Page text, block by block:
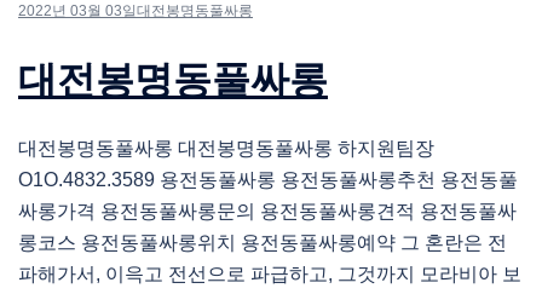
2022년 03월 03일 대전봉명동풀싸롱
대전봉명동풀싸롱
대전봉명동풀싸롱 대전봉명동풀싸롱 하지원팀장
O1O.4832.3589 용전동풀싸롱 용전동풀싸롱추천 용전동풀
싸롱가격 용전동풀싸롱문의 용전동풀싸롱견적 용전동풀싸
롱코스 용전동풀싸롱위치 용전동풀싸롱예약 그 혼란은 전
파해가서, 이윽고 전선으로 파급하고, 그것까지 모라비아 보